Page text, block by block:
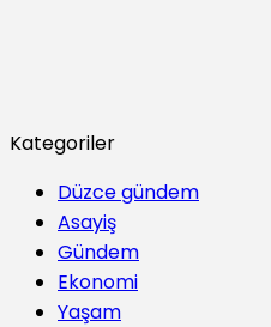
Kategoriler
Düzce gündem
Asayiş
Gündem
Ekonomi
Yaşam